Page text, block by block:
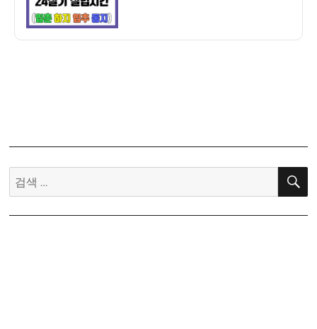
검
색:
검